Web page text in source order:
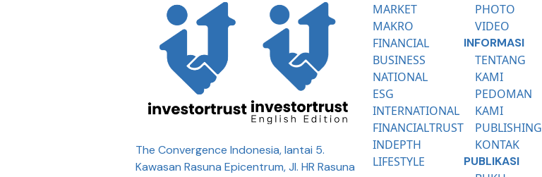
The Convergence Indonesia, lantai 5.
Kawasan Rasuna Epicentrum, Jl. HR Rasuna
MARKET
MAKRO
FINANCIAL
BUSINESS
NATIONAL
ESG
INTERNATIONAL
FINANCIALTRUST
INDEPTH
LIFESTYLE
PHOTO
VIDEO
INFORMASI
TENTANG
KAMI
PEDOMAN
KAMI
PUBLISHING
KONTAK
PUBLIKASI